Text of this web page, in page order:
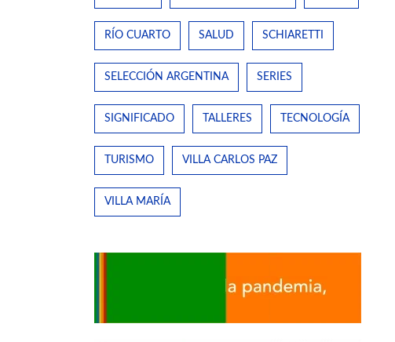
RÍO CUARTO SALUD SCHIARETTI
SELECCIÓN ARGENTINA SERIES
SIGNIFICADO TALLERES TECNOLOGÍA
TURISMO VILLA CARLOS PAZ
VILLA MARÍA